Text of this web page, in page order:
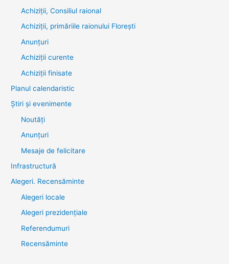
Achiziții, Consiliul raional
Achiziții, primăriile raionului Florești
Anunțuri
Achiziții curente
Achiziții finisate
Planul calendaristic
Știri şi evenimente
Noutăţi
Anunţuri
Mesaje de felicitare
Infrastructură
Alegeri. Recensăminte
Alegeri locale
Alegeri prezidențiale
Referendumuri
Recensăminte